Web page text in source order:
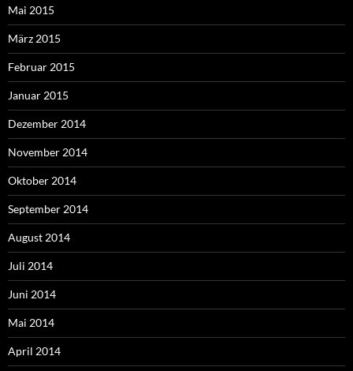
Mai 2015
März 2015
Februar 2015
Januar 2015
Dezember 2014
November 2014
Oktober 2014
September 2014
August 2014
Juli 2014
Juni 2014
Mai 2014
April 2014